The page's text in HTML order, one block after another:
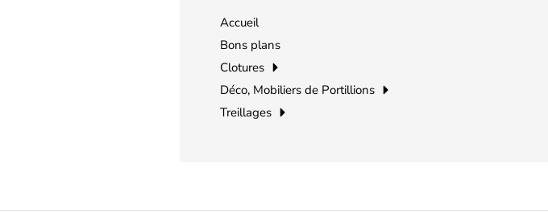
Accueil
Bons plans
Clotures
Déco, Mobiliers de Portillions
Treillages